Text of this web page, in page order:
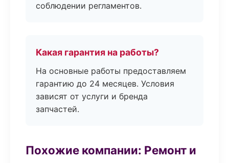
соблюдении регламентов.
Какая гарантия на работы?
На основные работы предоставляем
гарантию до 24 месяцев. Условия
зависят от услуги и бренда
запчастей.
Похожие компании: Ремонт и